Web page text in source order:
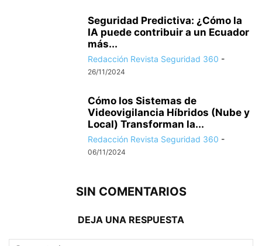
Seguridad Predictiva: ¿Cómo la
IA puede contribuir a un Ecuador
más...
Redacción Revista Seguridad 360 -
26/11/2024
Cómo los Sistemas de
Videovigilancia Híbridos (Nube y
Local) Transforman la...
Redacción Revista Seguridad 360 -
06/11/2024
SIN COMENTARIOS
DEJA UNA RESPUESTA